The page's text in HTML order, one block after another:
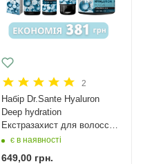
2
Набір Dr.Sante Hyaluron
Deep hydration
Екстразахист для волосся
Мініє в наявності
649,00грн.